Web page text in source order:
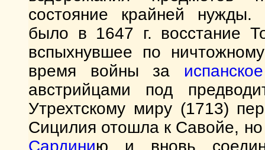
состояние крайней нужды.
было в 1647 г. восстание
вспыхнувшее по
время войны за
австрийцами под
Утрехтскому миру (1713)
Сицилия отошла к Савойе,
Сардинию и вновь